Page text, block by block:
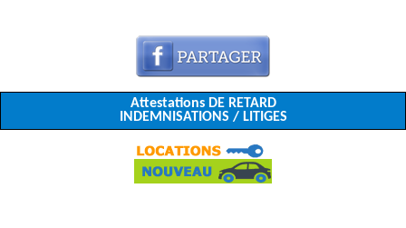
Attestations DE RETARD
INDEMNISATIONS / LITIGES